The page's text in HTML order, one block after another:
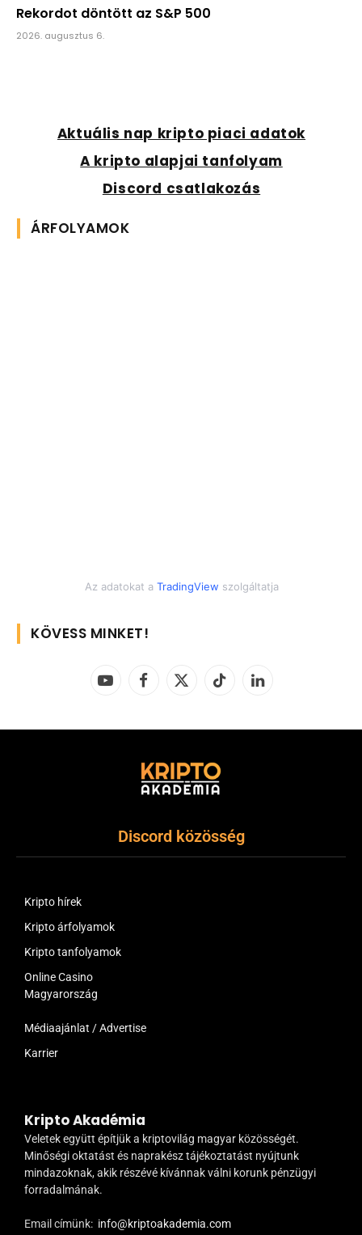
Rekordot döntött az S&P 500
2026. augusztus 6.
Aktuális nap kripto piaci adatok
A kripto alapjai tanfolyam
Discord csatlakozás
ÁRFOLYAMOK
Az adatokat a TradingView szolgáltatja
KÖVESS MINKET!
YouTubeFacebook
X
TikTok LinkedIn
Discord közösség
Kripto hírek
Kripto árfolyamok
Kripto tanfolyamok
Online Casino
Magyarország
Médiaajánlat / Advertise
Karrier
Kripto Akadémia
Veletek együtt építjük a kriptovilág magyar közösségét.
Minőségi oktatást és naprakész tájékoztatást nyújtunk
mindazoknak, akik részévé kívánnak válni korunk pénzügyi
forradalmának.
Email címünk: info@kriptoakademia.com